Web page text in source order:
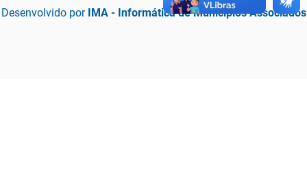
Desenvolvido por IMA - Informática de Municípios Associados